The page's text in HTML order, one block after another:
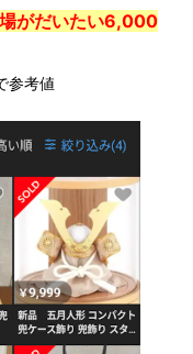
がだいたい6,000
参考値